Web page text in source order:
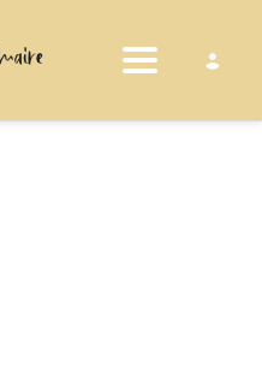
Toggle